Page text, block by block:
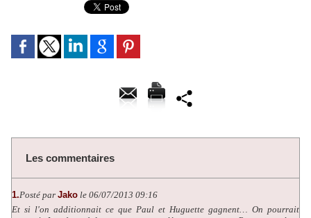
Les commentaires
1.Posté par Jako le 06/07/2013 09:16
Et si l'on additionnait ce que Paul et Huguette gagnent… On pourrait